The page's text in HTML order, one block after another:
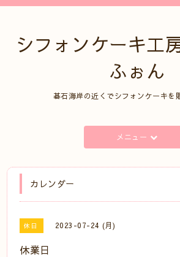
シフォンケーキ工
ふぉん
碁石海岸の近くでシフォンケーキを
メニュー
カレンダー
休日 2023-07-24 (月)
休業日